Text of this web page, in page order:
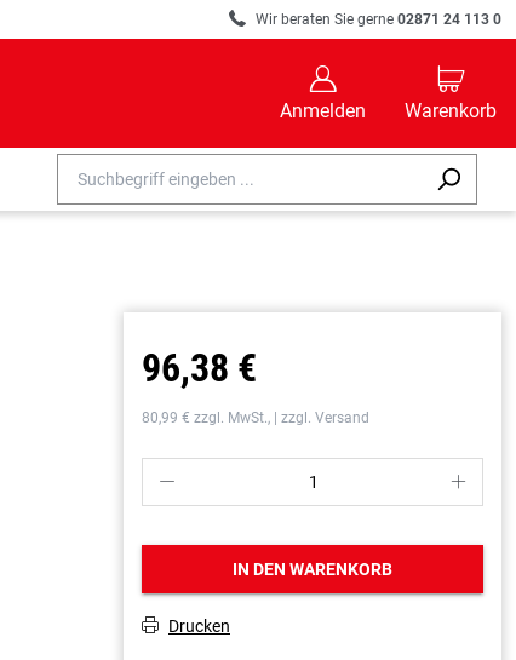
R Wir beraten Sie gerne 02871 24 113 0
B
Anmelden
C
Warenkorb
96,38 €
80,99 € zzgl. MwSt., | zzgl. Versand
P S
IN DEN WARENKORB
T Drucken